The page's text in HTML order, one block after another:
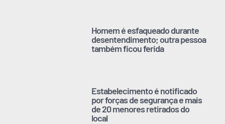
Homem é esfaqueado durante
desentendimento; outra pessoa
também ficou ferida
Estabelecimento é notificado
por forças de segurança e mais
de 20 menores retirados do
local